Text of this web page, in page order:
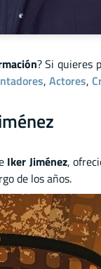
? Si quieres
, Actores,
Iker Jiménez,
de los años.